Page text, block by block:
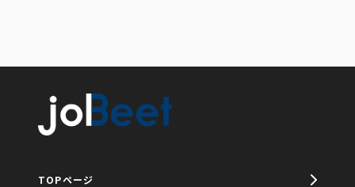
TOPページ